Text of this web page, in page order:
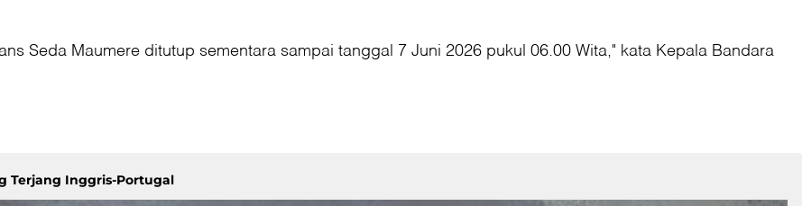
Seda Maumere ditutup sementara sampai tanggal 7 Juni 2026 pukul 06.00 Wita," kata Kepala Bandara
Terjang Inggris-Portugal